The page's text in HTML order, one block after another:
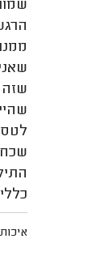
שזה
שכח
איכות